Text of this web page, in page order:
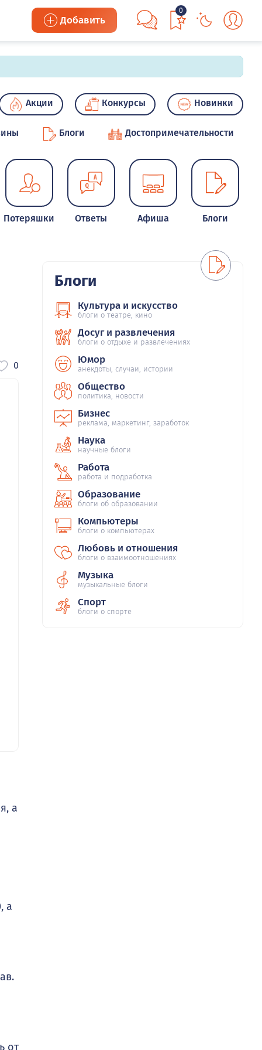
Добавить
0
Акции Конкурсы Новинки
Блоги Достопримечательности
Потеряшки Ответы Афиша Блоги
0
а
а
от
Блоги
Культура и искусство
блоги о театре, кино
Досуг и развлечения
блоги о отдыхе и развлечениях
Юмор
анекдоты, случаи, истории
Общество
политика, новости
Бизнес
реклама, маркетинг, заработок
Наука
научные блоги
Работа
работа и подработка
Образование
блоги об образовании
Компьютеры
блоги о компьютерах
Любовь и отношения
блоги о взаимоотношениях
Музыка
музыкальные блоги
Спорт
блоги о спорте